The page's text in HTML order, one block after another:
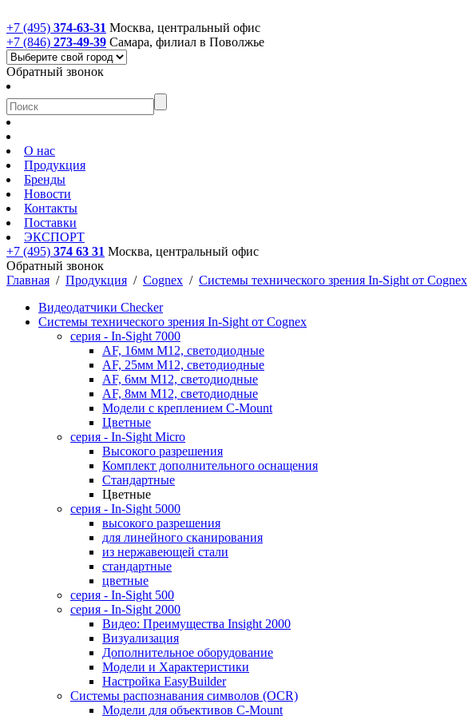
+7 (495) 374-63-31 Москва, центральный офис
+7 (846) 273-49-39 Самара, филиал в Поволжье
Обратный звонок
О нас
Продукция
Бренды
Новости
Контакты
Поставки
ЭКСПОРТ
+7 (495) 374 63 31 Москва, центральный офис
Обратный звонок
Главная / Продукция / Cognex / Системы технического зрения In-Sight от Cognex
Видеодатчики Checker
Системы технического зрения In-Sight от Cognex
cерия - In-Sight 7000
AF, 16мм M12, светодиодные
AF, 25мм M12, светодиодные
AF, 6мм M12, светодиодные
AF, 8мм M12, светодиодные
Модели с креплением C-Mount
Цветные
серия - In-Sight Micro
Высокого разрешения
Комплект дополнительного оснащения
Стандартные
Цветные
серия - In-Sight 5000
высокого разрешения
для линейного сканирования
из нержавеющей стали
стандартные
цветные
серия - In-Sight 500
cерия - In-Sight 2000
Видео: Преимущества Insight 2000
Визуализация
Дополнительное оборудование
Модели и Характеристики
Настройка EasyBuilder
Системы распознавания символов (OCR)
Модели для объективов C-Mount